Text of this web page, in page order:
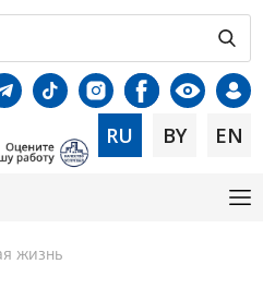
RU BY EN
жизнь